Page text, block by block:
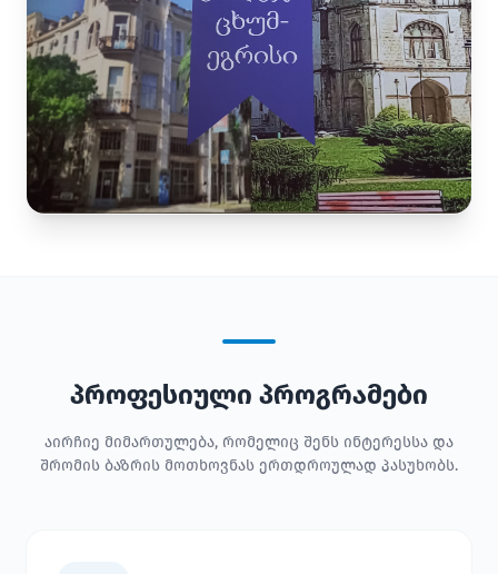
პროფესიული პროგრამები
აირჩიე მიმართულება, რომელიც შენს ინტერესსა და
შრომის ბაზრის მოთხოვნას ერთდროულად პასუხობს.